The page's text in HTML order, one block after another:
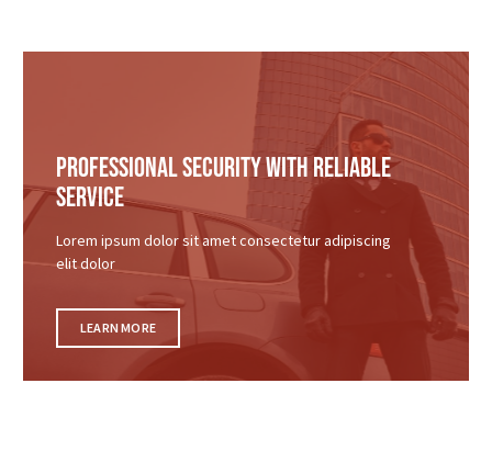
Professional security with reliable
service
Lorem ipsum dolor sit amet consectetur adipiscing
elit dolor
LEARN MORE